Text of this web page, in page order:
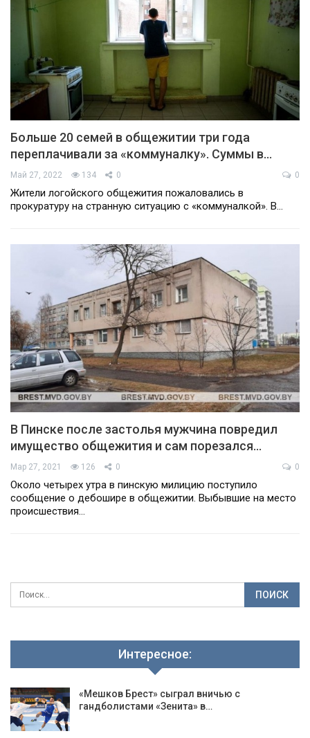
Больше 20 семей в общежитии три года
переплачивали за «коммуналку». Суммы в…
Май 27, 2022 134 0 0
Жители логойского общежития пожаловались в
прокуратуру на странную ситуацию с «коммуналкой». В…
В Пинске после застолья мужчина повредил
имущество общежития и сам порезался…
Мар 27, 2021 126 0 0
Около четырех утра в пинскую милицию поступило
сообщение о дебошире в общежитии. Выбывшие на место
происшествия…
Интересное:
«Мешков Брест» сыграл вничью с
гандболистами «Зенита» в…